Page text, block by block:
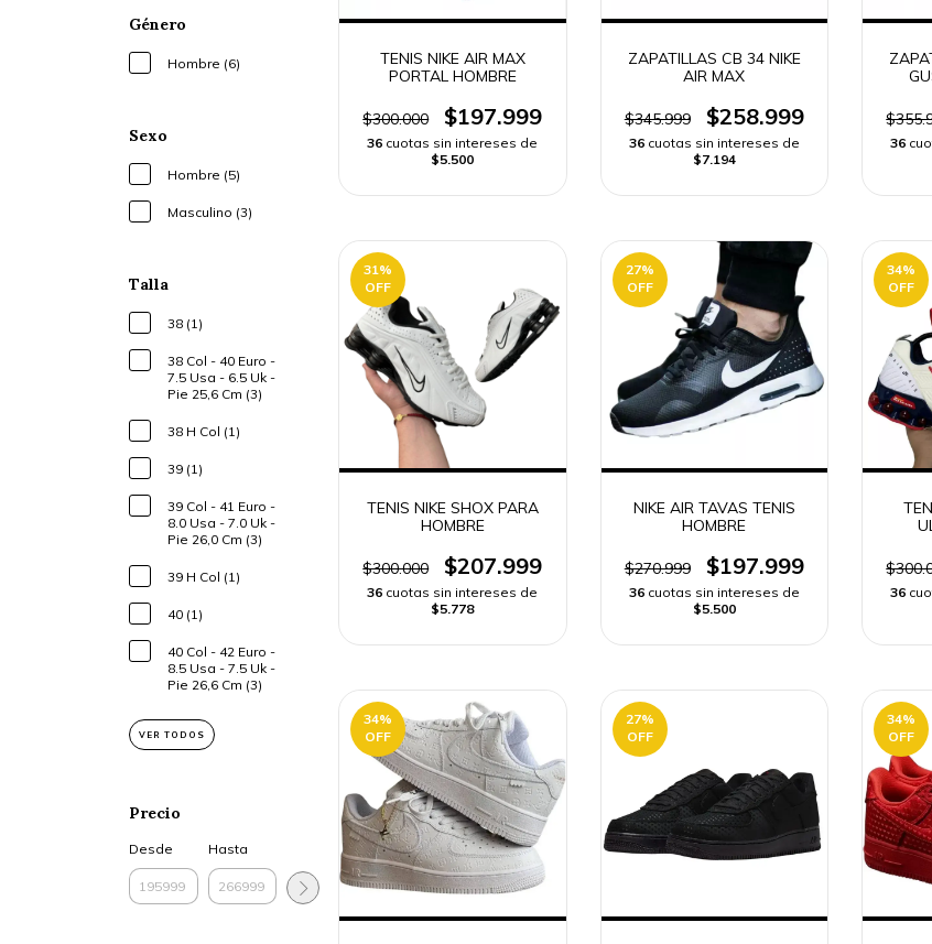
Género
Hombre (6)
Sexo
Hombre (5)
Masculino (3)
Talla
38 (1)
38 Col - 40 Euro -
7.5 Usa - 6.5 Uk -
Pie 25,6 Cm (3)
38 H Col (1)
39 (1)
39 Col - 41 Euro -
8.0 Usa - 7.0 Uk -
Pie 26,0 Cm (3)
39 H Col (1)
40 (1)
40 Col - 42 Euro -
8.5 Usa - 7.5 Uk -
Pie 26,6 Cm (3)
VER TODOS
Precio
Desde Hasta
TENIS NIKE AIR MAX
PORTAL HOMBRE
$300.000 $197.999
36 cuotas sin intereses de
$5.500
ZAPATILLAS CB 34 NIKE
AIR MAX
$345.999 $258.999
36 cuotas sin intereses de
$7.194
36
31%
OFF
TENIS NIKE SHOX PARA
HOMBRE
$300.000 $207.999
36 cuotas sin intereses de
$5.778
27%
OFF
NIKE AIR TAVAS TENIS
HOMBRE
$270.999 $197.999
36 cuotas sin intereses de
$5.500
34%
OFF
36
34%
OFF
27%
OFF
34%
OFF